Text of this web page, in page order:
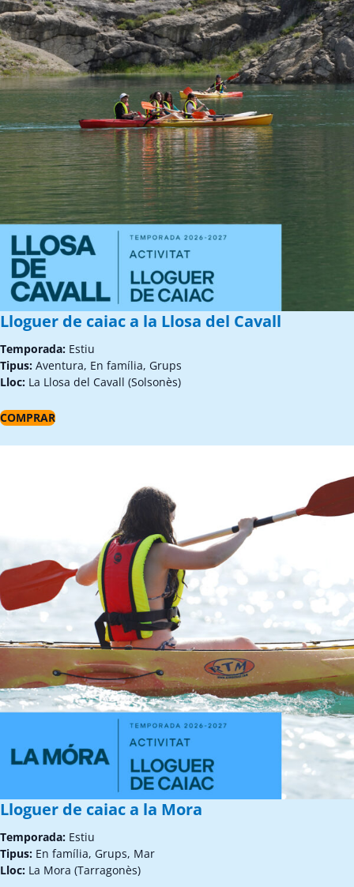
Lloguer de caiac a la Llosa del Cavall
Temporada: Estiu
Tipus: Aventura, En família, Grups
Lloc: La Llosa del Cavall (Solsonès)
COMPRAR
Lloguer de caiac a la Mora
Temporada: Estiu
Tipus: En família, Grups, Mar
Lloc: La Mora (Tarragonès)